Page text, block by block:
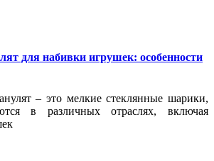
для набивки игрушек: особенности
– это мелкие стеклянные шарики,
в различных отраслях, включая